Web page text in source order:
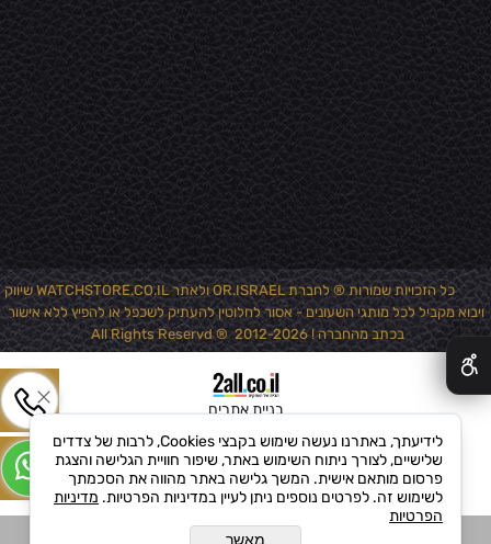
כל הזכויות שמורות ® לחברת OR.ISRAEL ולאתר WATCHSTORE.CO.IL שיווק
ויבוא מקביל לכל מותגי השעונים - אסור לחלוטין להעתיק לשכפל או להפיץ ללא אישור
בכתב מהחברה ! 2012-2026 ® All Rights Reservd
בניית אתרים
✕
לידיעתך, באתרנו נעשה שימוש בקבצי Cookies, לרבות של צדדים
שלישיים, לצורך ניתוח השימוש באתר, שיפור חוויית הגלישה והצגת
פרסום מותאם אישית. המשך גלישה באתר מהווה את הסכמתך
לשימוש זה. לפרטים נוספים ניתן לעיין במדיניות הפרטיות. מדיניות
הפרטיות
מאשר